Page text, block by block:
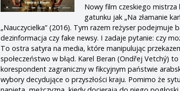
Nowy film czeskiego
gatunku jak „Na złamanie
„Nauczycielka” (2016). Tym razem reżyser
dezinformacja czy fake newsy. I zadaje pytanie: czy
To ostra satyra na media, które manipulując
społeczeństwo w błąd. Karel Beran (Ondřej Vetchý)
korespondent zagraniczny w fikcyjnym państwie
wybory decydujące o przyszłości kraju. Pomimo że